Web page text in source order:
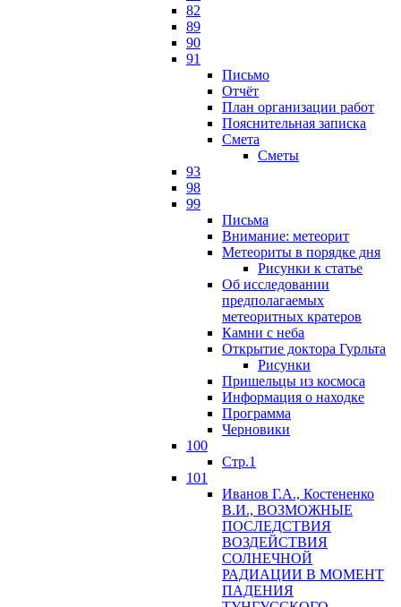
82
89
90
91
Письмо
Отчёт
План организации работ
Пояснительная записка
Смета
Сметы
93
98
99
Письма
Внимание: метеорит
Метеориты в порядке дня
Рисунки к статье
Об исследовании
предполагаемых
метеоритных кратеров
Камни с неба
Открытие доктора Гурльта
Рисунки
Пришельцы из космоса
Информация о находке
Программа
Черновики
100
Стр.1
101
Иванов Г.А., Костененко
В.И., ВОЗМОЖНЫЕ
ПОСЛЕДСТВИЯ
ВОЗДЕЙСТВИЯ
СОЛНЕЧНОЙ
РАДИАЦИИ В МОМЕНТ
ПАДЕНИЯ